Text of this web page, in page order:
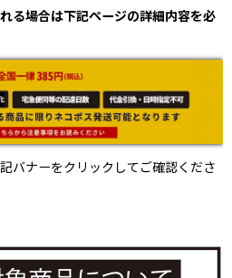
る場合は下記ページの詳細内容を必
バナーをクリックしてご確認くださ